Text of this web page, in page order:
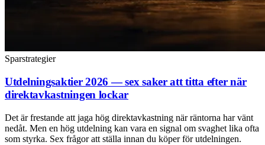
Sparstrategier
Utdelningsaktier 2026 — sex saker att titta efter när
direktavkastningen lockar
Det är frestande att jaga hög direktavkastning när räntorna har vänt
nedåt. Men en hög utdelning kan vara en signal om svaghet lika ofta
som styrka. Sex frågor att ställa innan du köper för utdelningen.